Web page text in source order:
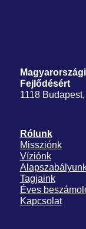
Fejlődésért
1118
Rólunk
Missziónk
Víziónk
Tagjaink
Éves
Kapcsolat